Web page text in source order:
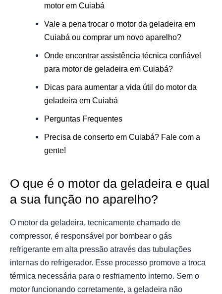
motor em Cuiabá
Vale a pena trocar o motor da geladeira em
Cuiabá ou comprar um novo aparelho?
Onde encontrar assistência técnica confiável
para motor de geladeira em Cuiabá?
Dicas para aumentar a vida útil do motor da
geladeira em Cuiabá
Perguntas Frequentes
Precisa de conserto em Cuiabá? Fale com a
gente!
O que é o motor da geladeira e qual
a sua função no aparelho?
O motor da geladeira, tecnicamente chamado de
compressor, é responsável por bombear o gás
refrigerante em alta pressão através das tubulações
internas do refrigerador. Esse processo promove a troca
térmica necessária para o resfriamento interno. Sem o
motor funcionando corretamente, a geladeira não